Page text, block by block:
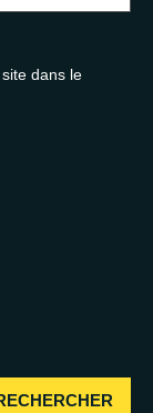
dans le